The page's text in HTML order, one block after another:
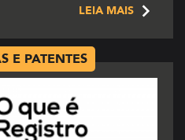
pelas leis que
LEIA MAIS
E PATENTES